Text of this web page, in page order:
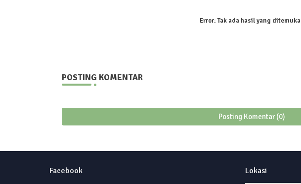
Error:Tak ada hasil yang
POSTING KOMENTAR
Posting Komentar (0)
Facebook Lokasi